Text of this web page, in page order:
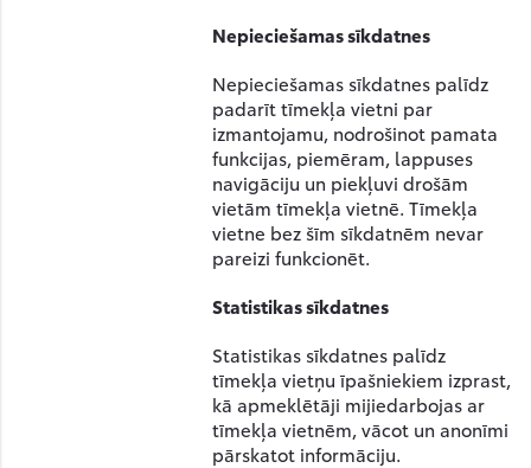
Nepieciešamas sīkdatnes
Nepieciešamas sīkdatnes palīdz
padarīt tīmekļa vietni par
izmantojamu, nodrošinot pamata
funkcijas, piemēram, lappuses
navigāciju un piekļuvi drošām
vietām tīmekļa vietnē. Tīmekļa
vietne bez šīm sīkdatnēm nevar
pareizi funkcionēt.
Statistikas sīkdatnes
Statistikas sīkdatnes palīdz
tīmekļa vietņu īpašniekiem izprast,
kā apmeklētāji mijiedarbojas ar
tīmekļa vietnēm, vācot un anonīmi
pārskatot informāciju.